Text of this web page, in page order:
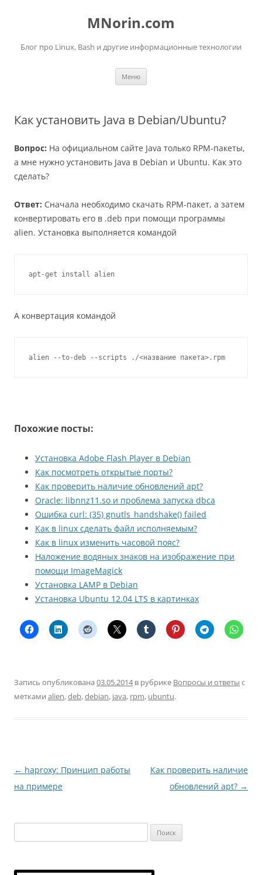
MNorin.com
Блог про Linux, Bash и другие информационные технологии
Меню
Как установить Java в Debian/Ubuntu?
Вопрос: На официальном сайте Java только RPM-пакеты,
а мне нужно установить Java в Debian и Ubuntu. Как это
сделать?
Ответ: Сначала необходимо скачать RPM-пакет, а затем
конвертировать его в .deb при помощи программы
alien. Установка выполняется командой
apt-get install alien
А конвертация командой
alien --to-deb --scripts ./<название пакета>.rpm
Похожие посты:
Установка Adobe Flash Player в Debian
Как посмотреть открытые порты?
Как проверить наличие обновлений apt?
Oracle: libnnz11.so и проблема запуска dbca
Ошибка curl: (35) gnutls_handshake() failed
Как в linux сделать файл исполняемым?
Как в linux изменить часовой пояс?
Наложение водяных знаков на изображение при
помощи ImageMagick
Установка LAMP в Debian
Установка Ubuntu 12.04 LTS в картинках
Запись опубликована 03.05.2014в рубрике Вопросы и ответы с
метками alien,deb,debian, java, rpm, ubuntu.
Навигация
по
← haproxy: Принцип работы
на примере
Как проверить наличие
обновлений apt? →